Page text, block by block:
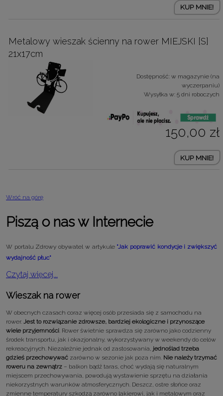
KUP MNIE!
Metalowy wieszak ścienny na rower MIEJSKI [S]
21x17cm
Dostępność: w magazynie (na
wyczerpaniu)
Wysyłka w: 5 dni roboczych
150,00 zł
KUP MNIE!
Wróć na górę
Piszą o nas w Internecie
W portalu Zdrowy obywatel w artykule "Jak poprawić kondycje i zwiększyć
wydajność płuc"
Czytaj więcej...
Wieszak na rower
W obecnych czasach coraz więcej osób przesiada się z samochodu na
rower. Jest to rozwiązanie zdrowsze, bardziej ekologiczne i przynoszące
wiele przyjemności. Rower świetnie sprawdza się zarówno jako codzienny
środek transportu, jak i okazjonalny, wykorzystywany w weekendy do celów
rekreacyjnych. Niezależnie jednak od zastosowania, jednoślad trzeba
gdzieś przechowywać zarówno w sezonie jak poza nim. Nie należy trzymać
roweru na zewnątrz – balkon bądź taras, choć wydają się naturalnym
miejscem przechowywania, powodują wystawienie sprzętu na działania
niekorzystnych warunków atmosferycznych. Deszcz, ostre słońce oraz
zmienne temperatury szkodzą zarówno lakierowi, jak i metalowym oraz